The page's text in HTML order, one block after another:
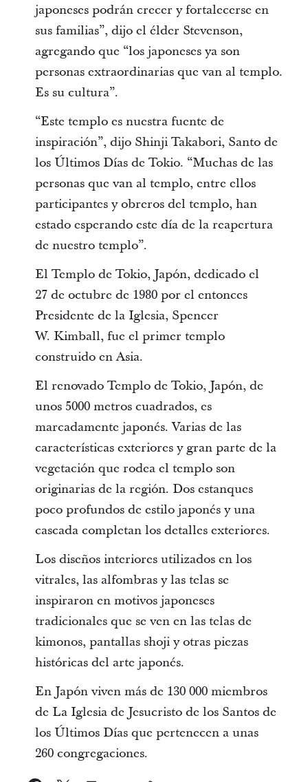
japoneses podrán crecer y fortalecerse en
sus familias”, dijo el élder Stevenson,
agregando que “los japoneses ya son
personas extraordinarias que van al templo.
Es su cultura”.
“Este templo es nuestra fuente de
inspiración”, dijo Shinji Takabori, Santo de
los Últimos Días de Tokio. “Muchas de las
personas que van al templo, entre ellos
participantes y obreros del templo, han
estado esperando este día de la reapertura
de nuestro templo”.
El Templo de Tokio, Japón, dedicado el
27 de octubre de 1980 por el entonces
Presidente de la Iglesia, Spencer
W. Kimball, fue el primer templo
construido en Asia.
El renovado Templo de Tokio, Japón, de
unos 5000 metros cuadrados, es
marcadamente japonés. Varias de las
características exteriores y gran parte de la
vegetación que rodea el templo son
originarias de la región. Dos estanques
poco profundos de estilo japonés y una
cascada completan los detalles exteriores.
Los diseños interiores utilizados en los
vitrales, las alfombras y las telas se
inspiraron en motivos japoneses
tradicionales que se ven en las telas de
kimonos, pantallas shoji y otras piezas
históricas del arte japonés.
En Japón viven más de 130 000 miembros
de La Iglesia de Jesucristo de los Santos de
los Últimos Días que pertenecen a unas
260 congregaciones.